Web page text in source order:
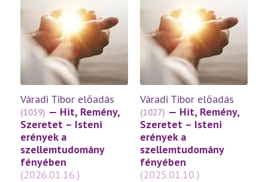
Váradi Tibor előadás
(1059) — Hit, Remény,
Szeretet – Isteni
erények a
szellemtudomány
fényében
(2026.01.16.)
Váradi Tibor előadás
(1027) — Hit, Remény,
Szeretet – Isteni
erények a
szellemtudomány
fényében
(2025.01.10.)